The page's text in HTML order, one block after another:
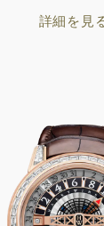
詳細を見